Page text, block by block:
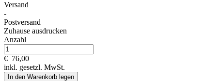
Versand
-
Postversand
Zuhause ausdrucken
Anzahl
€ 76,00
inkl. gesetzl. MwSt.
In den Warenkorb legen